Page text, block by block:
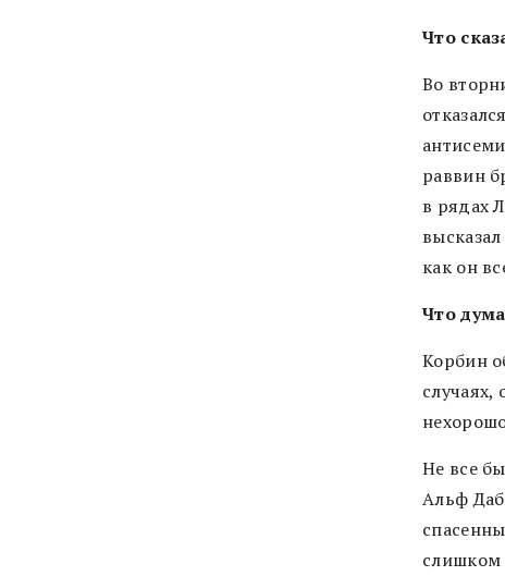
Что
Во
раввин
в рядах
как он
Что
Корбин
случаях,
Не все
Альф
слишком